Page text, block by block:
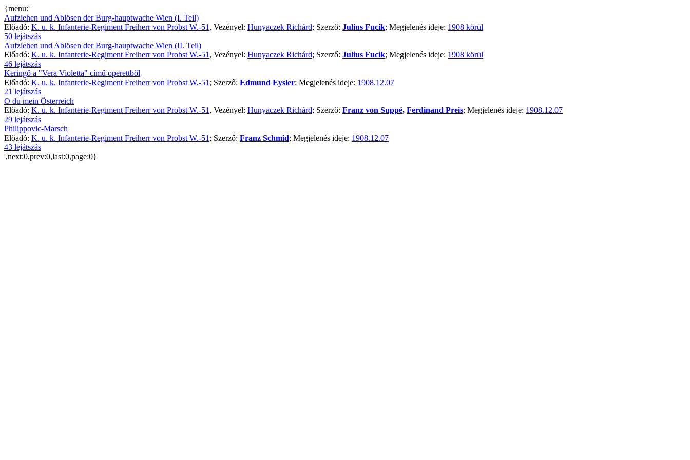
{menu:'
Aufziehen und Ablösen der Burg-hauptwache Wien (I. Teil)
Előadó: K. u. k. Infanterie-Regiment Freiherr von Probst W.-51 , Vezényel: Hunyaczek Richárd; Szerző: Julius Fucik; Megjelenés ideje: 1908 körül
50 lejátszás
Aufziehen und Ablösen der Burg-hauptwache Wien (II. Teil)
Előadó: K. u. k. Infanterie-Regiment Freiherr von Probst W.-51 , Vezényel: Hunyaczek Richárd; Szerző: Julius Fucik; Megjelenés ideje: 1908 körül
46 lejátszás
Keringő a "Vera Violetta" című operettből
Előadó: K. u. k. Infanterie-Regiment Freiherr von Probst W.-51 ; Szerző: Edmund Eysler; Megjelenés ideje: 1908.12.07
21 lejátszás
O du mein Österreich
Előadó: K. u. k. Infanterie-Regiment Freiherr von Probst W.-51 , Vezényel: Hunyaczek Richárd; Szerző: Franz von Suppé, Ferdinand Preis; Megjelenés ideje: 1908.12.07
29 lejátszás
Philippovic-Marsch
Előadó: K. u. k. Infanterie-Regiment Freiherr von Probst W.-51 ; Szerző: Franz Schmid; Megjelenés ideje: 1908.12.07
43 lejátszás
',next:0,prev:0,last:0,page:0}